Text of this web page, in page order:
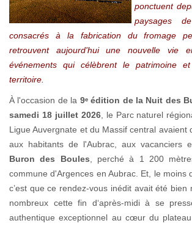
ponctuent
paysages
consacrés à la fabrication du fromage
retrouvent aujourd'hui une nouvelle vie
événements qui célèbrent le patrimoine
territoire.
À l'occasion de la 9ᵉ édition de la Nuit des
samedi 18 juillet 2026, le Parc naturel
Ligue Auvergnate et du Massif central avaient
aux habitants de l'Aubrac, aux vacanciers
Buron des Boules , perché à 1 200
commune d'Argences en Aubrac. Et, le moins
c’est que ce rendez-vous inédit avait été bien
nombreux cette fin d‘après-midi à se
authentique exceptionnel au cœur du